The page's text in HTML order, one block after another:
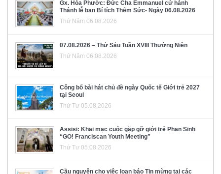
Gx. Hòa Phước: Đức Cha Emmanuel cử hành
Thánh lễ ban Bí tích Thêm Sức- Ngày 06.08.2026
Thứ Năm 06.08.2026
07.08.2026 – Thứ Sáu Tuần XVIII Thường Niên
Thứ Năm 06.08.2026
Công bố bài hát chủ đề ngày Quốc tế Giới trẻ 2027
tại Seoul
Thứ Tư 05.08.2026
Assisi: Khai mạc cuộc gặp gỡ giới trẻ Phan Sinh
“GO! Franciscan Youth Meeting”
Thứ Tư 05.08.2026
Cầu nguyện cho việc loan báo Tin mừng tại các